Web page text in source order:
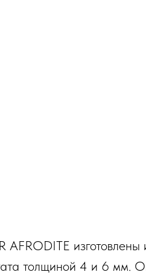
изготовлены
толщиной 4 и 6 мм.